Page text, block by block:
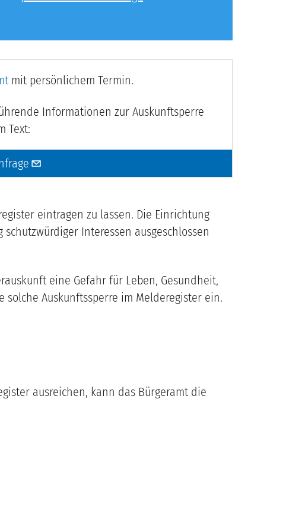
mit persönlichem Termin.
Informationen zur Auskunftsperre
Text:
eintragen zu lassen. Die Einrichtung
Interessen ausgeschlossen
eine Gefahr für Leben, Gesundheit,
Auskunftssperre im Melderegister ein.
ausreichen, kann das Bürgeramt die